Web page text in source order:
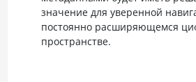
значение для уверенной
постоянно расширяющемся
пространстве.